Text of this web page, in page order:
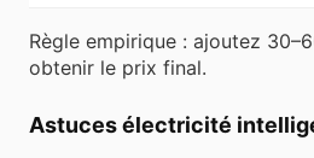
Règle empirique : ajoutez
obtenir le prix final.
Astuces électricité